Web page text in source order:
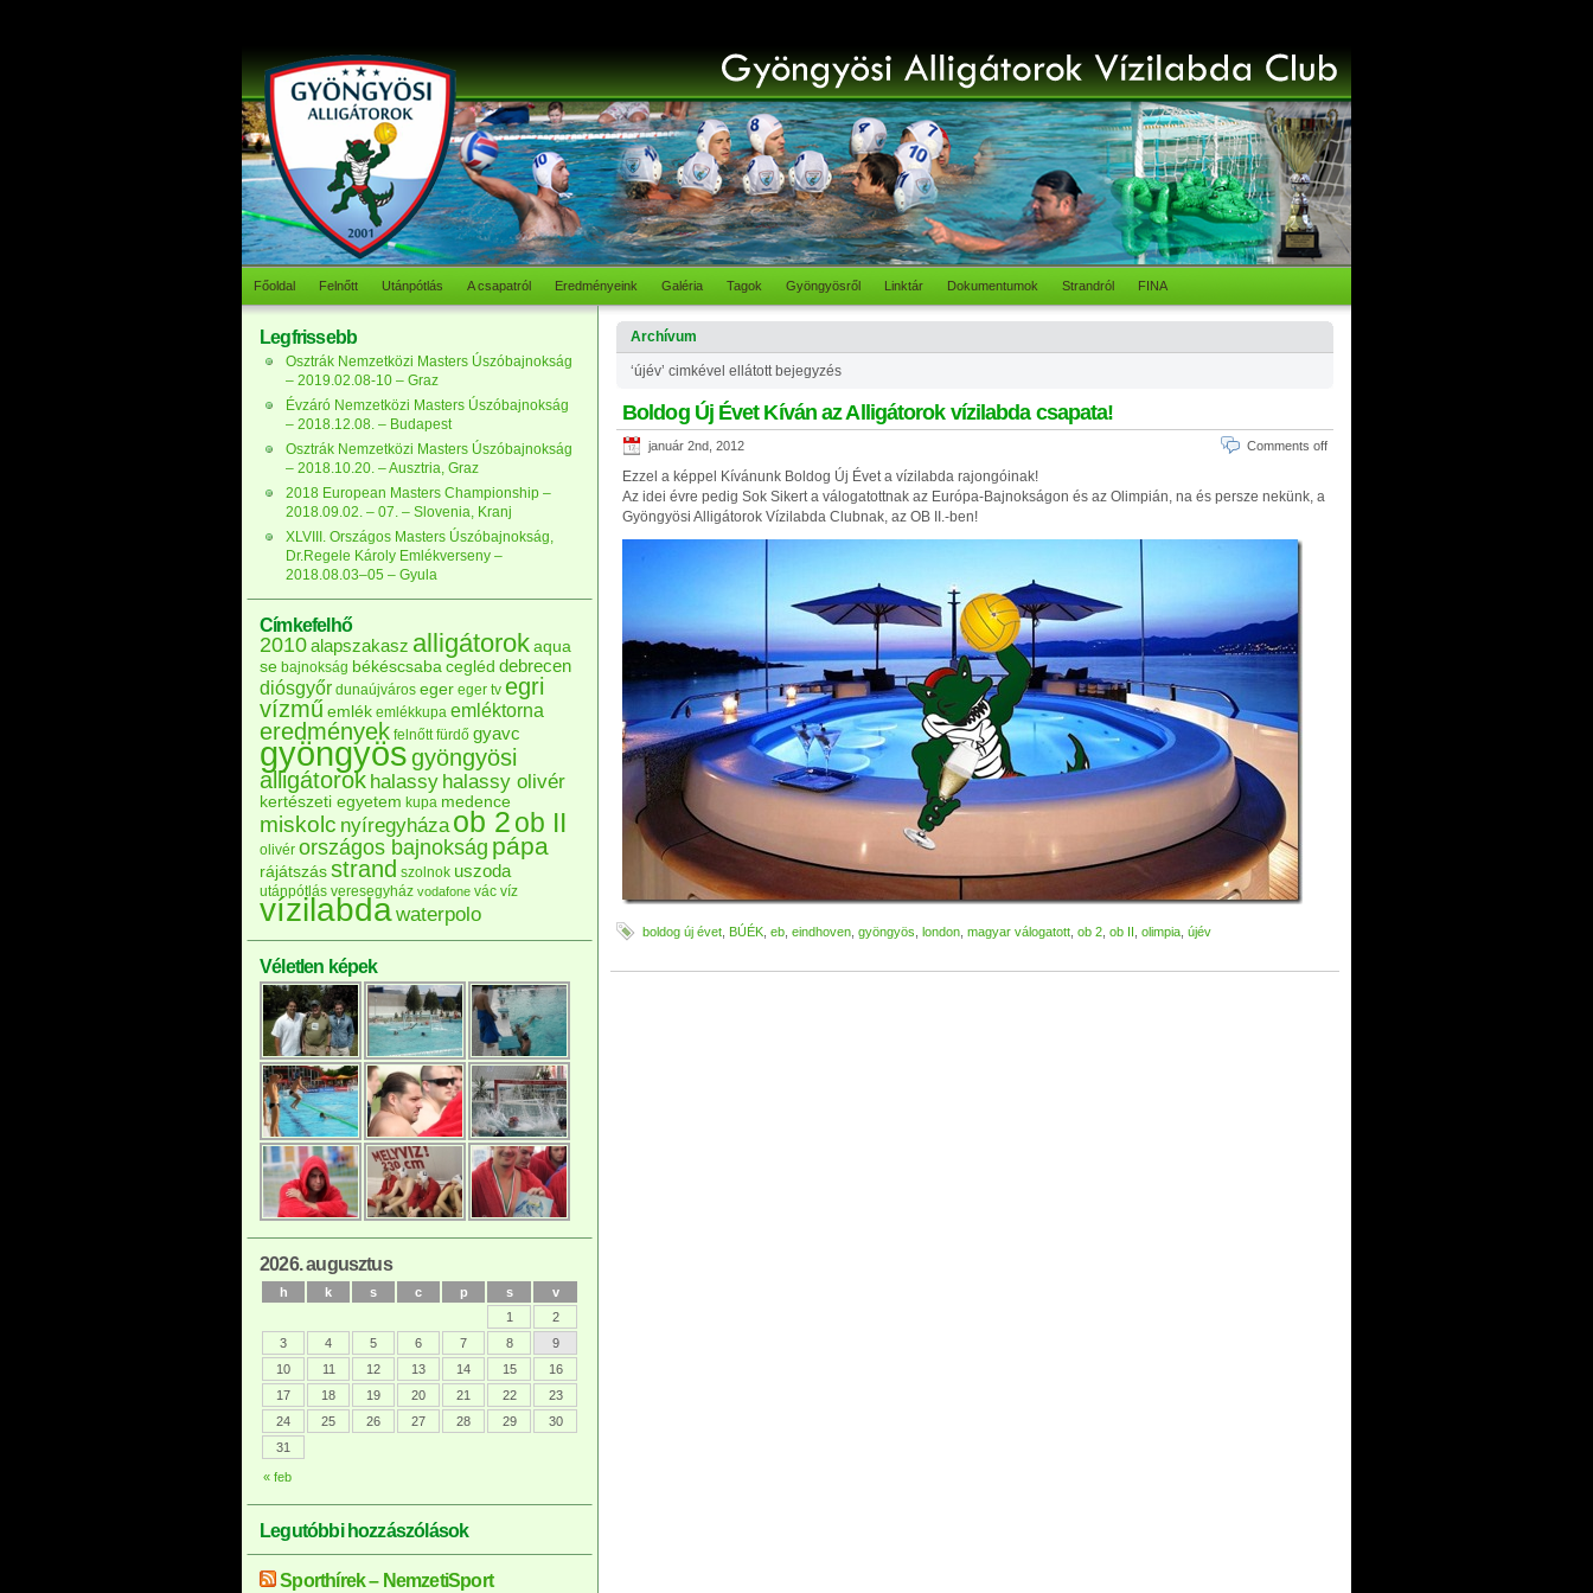
Főoldal Felnőtt Utánpótlás A csapatról Eredményeink Galéria Tagok Gyöngyösről Linktár Dokumentumok Strandról FINA
Archívum
‘újév’ cimkével ellátott bejegyzés
Boldog Új Évet Kíván az Alligátorok vízilabda csapata!
január 2nd, 2012 Comments off
Ezzel a képpel Kívánunk Boldog Új Évet a vízilabda rajongóinak!
Az idei évre pedig Sok Sikert a válogatottnak az Európa-Bajnokságon és az Olimpián, na és persze nekünk, a
Gyöngyösi Alligátorok Vízilabda Clubnak, az OB II.-ben!
boldog új évet BÚÉK eb eindhoven gyöngyös london magyar válogatott ob 2 ob II olimpia újév
Legfrissebb
Osztrák Nemzetközi Masters Úszóbajnokság
– 2019.02.08-10 – Graz
Évzáró Nemzetközi Masters Úszóbajnokság
– 2018.12.08. – Budapest
Osztrák Nemzetközi Masters Úszóbajnokság
– 2018.10.20. – Ausztria, Graz
2018 European Masters Championship –
2018.09.02. – 07. – Slovenia, Kranj
XLVIII. Országos Masters Úszóbajnokság,
Dr.Regele Károly Emlékverseny –
2018.08.03–05 – Gyula
Címkefelhő
2010alapszakasz alligátorokaqua
se bajnokság békéscsaba cegléd debrecen
diósgyőr dunaújváros eger eger tv egri
vízműemlék emlékkupa emléktorna
eredmények felnőtt fürdő gyavc
gyöngyösgyöngyösi
alligátorok halassy halassy olivér
kertészeti egyetem kupa medence
miskolc nyíregyháza ob 2ob II
olivér országos bajnokság pápa
rájátszás strand szolnok uszoda
utánpótlás veresegyház vodafone vác víz
vízilabdawaterpolo
Véletlen képek
2026. augusztus
h k s c p s v
« feb
1
2
3
4 5 6 7 8
9
10
11 12 13 14 15
16
17
18 19 20 21 22
23
24
25 26 27 28 29
30
31
Legutóbbi hozzászólások
Sporthírek – NemzetiSport